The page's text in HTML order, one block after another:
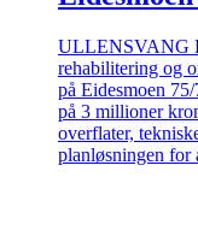
ULLENSVANG
rehabilitering og
på Eidesmoen
på 3 millioner
overflater,
planløsningen for